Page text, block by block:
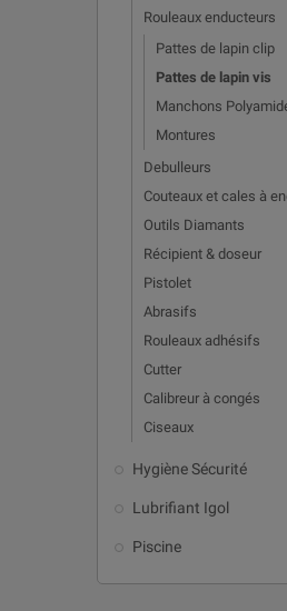
Rouleaux enducteurs
Pattes de lapin clip
Pattes de lapin vis
Manchons
Montures
Debulleurs
Couteaux et cales à
Outils Diamants
Récipient & doseur
Pistolet
Abrasifs
Rouleaux adhésifs
Cutter
Calibreur à congés
Ciseaux
Hygiène Sécurité
Lubrifiant Igol
Piscine